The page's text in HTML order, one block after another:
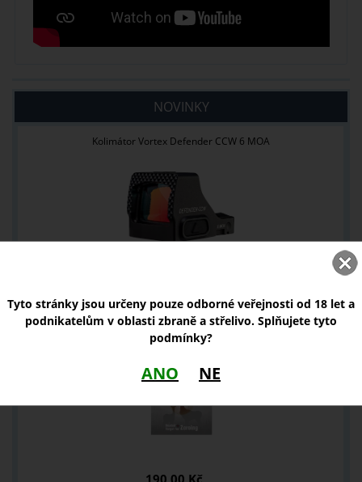
NOVINKY
Kolimátor Vortex Defender CCW 6 MOA
Thermo terče Nocpix
Tyto stránky jsou určeny pouze odborné veřejnosti od 18 let a
podnikatelům v oblasti zbraně a střelivo. Splňujete tyto
podmínky?
ANO NE